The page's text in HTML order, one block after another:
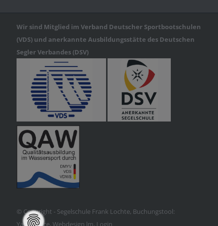
Wir sind Mitglied im Verband Deutscher Sportbootschulen
(VDS) und anerkannte Ausbildungsstätte des Deutschen
Segler Verbandes (DSV)
© Copyright - Segelschule Frank Lochte, Buchungstool:
YachtOffice, Webdesign lm, Login